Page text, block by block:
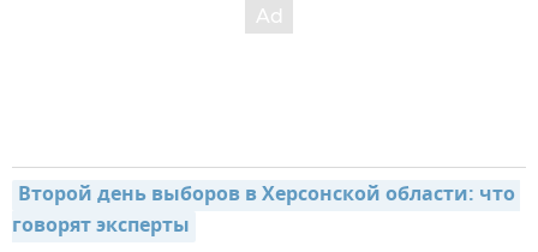
Второй день выборов в Херсонской области: что
говорят эксперты